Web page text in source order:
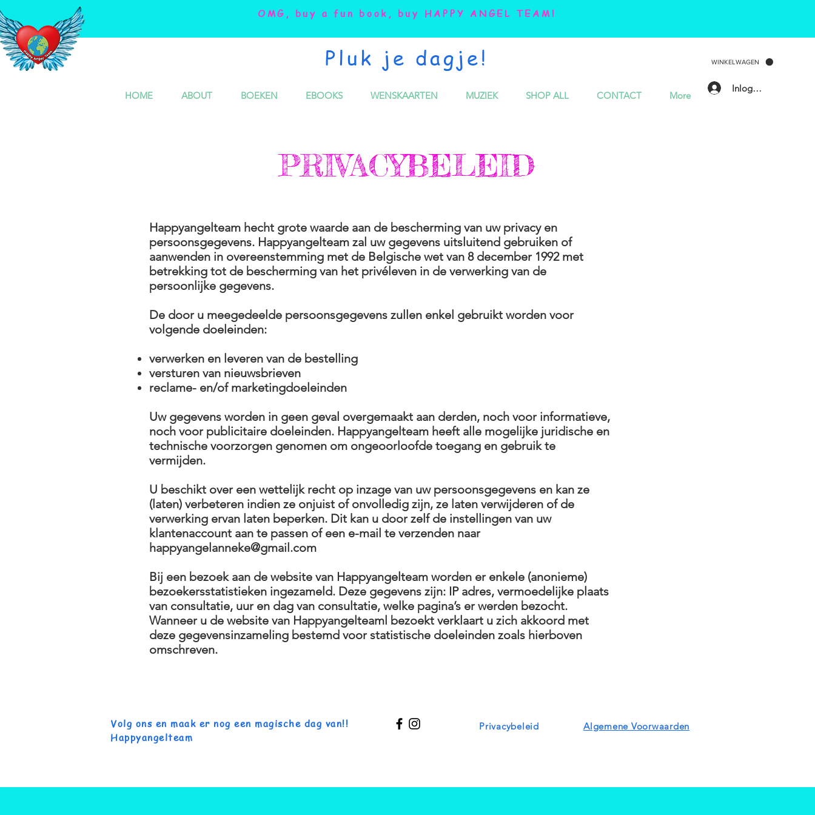
OMG, buy a fun book, buy HAPPY ANGEL TEAM!
Pluk je dagje! WINKELWAGEN
Inloggen
HOME ABOUT BOEKEN EBOOKS WENSKAARTEN MUZIEK SHOP ALL CONTACT More
PRIVACYBELEID
Happyangelteam hecht grote waarde aan de bescherming van uw privacy en
persoonsgegevens. Happyangelteam zal uw gegevens uitsluitend gebruiken of
aanwenden in overeenstemming met de Belgische wet van 8 december 1992 met
betrekking tot de bescherming van het privéleven in de verwerking van de
persoonlijke gegevens.
De door u meegedeelde persoonsgegevens zullen enkel gebruikt worden voor
volgende doeleinden:
verwerken en leveren van de bestelling
versturen van nieuwsbrieven
reclame- en/of marketingdoeleinden
Uw gegevens worden in geen geval overgemaakt aan derden, noch voor informatieve,
noch voor publicitaire doeleinden. Happyangelteam heeft alle mogelijke juridische en
technische voorzorgen genomen om ongeoorloofde toegang en gebruik te
vermijden.
U beschikt over een wettelijk recht op inzage van uw persoonsgegevens en kan ze
(laten) verbeteren indien ze onjuist of onvolledig zijn, ze laten verwijderen of de
verwerking ervan laten beperken. Dit kan u door zelf de instellingen van uw
klantenaccount aan te passen of een e-mail te verzenden naar
happyangelanneke@gmail.com
Bij een bezoek aan de website van Happyangelteam worden er enkele (anonieme)
bezoekersstatistieken ingezameld. Deze gegevens zijn: IP adres, vermoedelijke plaats
van consultatie, uur en dag van consultatie, welke pagina’s er werden bezocht.
Wanneer u de website van Happyangelteaml bezoekt verklaart u zich akkoord met
deze gegevensinzameling bestemd voor statistische doeleinden zoals hierboven
omschreven.
Volg ons en maak er nog een magische dag van!!
Happyangelteam
Privacybeleid Algemene Voorwaarden